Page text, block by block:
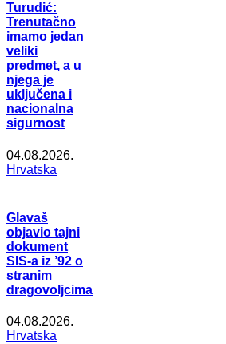
Turudić:
Trenutačno
imamo jedan
veliki
predmet, a u
njega je
uključena i
nacionalna
sigurnost
04.08.2026.
Hrvatska
Glavaš
objavio tajni
dokument
SIS-a iz ’92 o
stranim
dragovoljcima
04.08.2026.
Hrvatska